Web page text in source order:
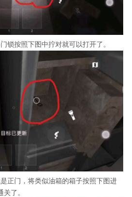
锁按照下图中拧对就可以打开了。
正门，将类似油箱的箱子按照下图进
了。